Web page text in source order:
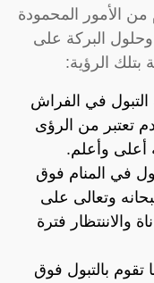
من الأمور المحمودة
وحلول البركة على
بتلك الرؤية:
التبول في الفراش
تعتبر من الرؤى
أعلى وأعلم.
في المنام فوق
وتعالى على
والاننتظار فترة
تقوم بالتبول فوق